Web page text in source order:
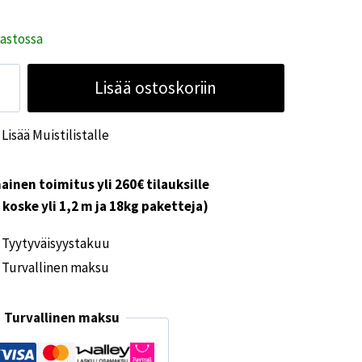
Lisää ostoskoriin
Lisää Muistilistalle
toimitus yli 260€ tilauksille
koske yli 1,2 m ja 18kg paketteja)
Tyytyväisyystakuu
Turvallinen maksu
Turvallinen maksu